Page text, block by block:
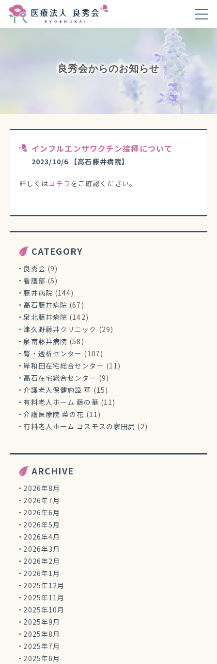
良秀会からのお知らせ
インフルエンザワクチン接種について
2023/10/6 【高石藤井病院】
詳しくはコチラ をご確認ください。
CATEGORY
良秀会 (9)
看護部 (5)
藤井病院 (144)
高石藤井病院 (67)
泉北藤井病院 (142)
津久野藤井クリニック (29)
泉南藤井病院 (58)
腎・透析センター (107)
岸和田在宅総合センター (11)
高石在宅総合センター (9)
介護老人保健施設 華 (15)
有料老人ホーム 藤の華 (11)
介護医療院 菜の花 (11)
有料老人ホーム コスモスの家田尻 (2)
ARCHIVE
2026年8月
2026年7月
2026年6月
2026年5月
2026年4月
2026年3月
2026年2月
2026年1月
2025年12月
2025年11月
2025年10月
2025年9月
2025年8月
2025年7月
2025年6月